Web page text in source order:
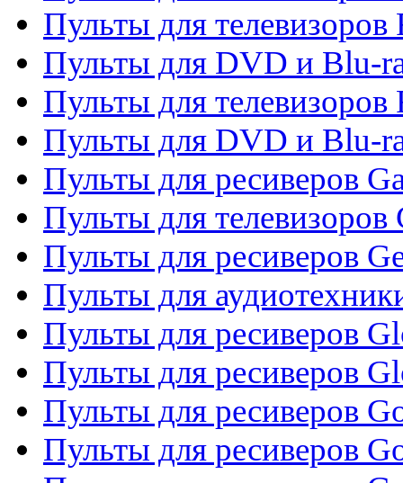
Пульты для телевизоров
Пульты для DVD и Blu-
Пульты для телевизоров
Пульты для DVD и Blu-
Пульты для ресиверов
Пульты для телевизоров
Пульты для ресиверов
Пульты для
Пульты для ресиверов
Пульты для ресиверов
Пульты для ресиверов
Пульты для ресиверов